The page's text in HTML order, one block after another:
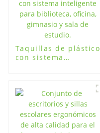
dactilar para
casilleros
Taquillas de plástico
con sistema
estudio.